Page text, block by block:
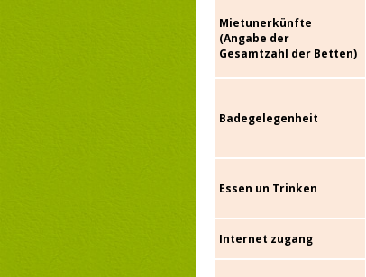
Mietunerkünfte
(Angabe der
Gesamtzahl der Betten)
Badegelegenheit
Essen un Trinken
Internet zugang